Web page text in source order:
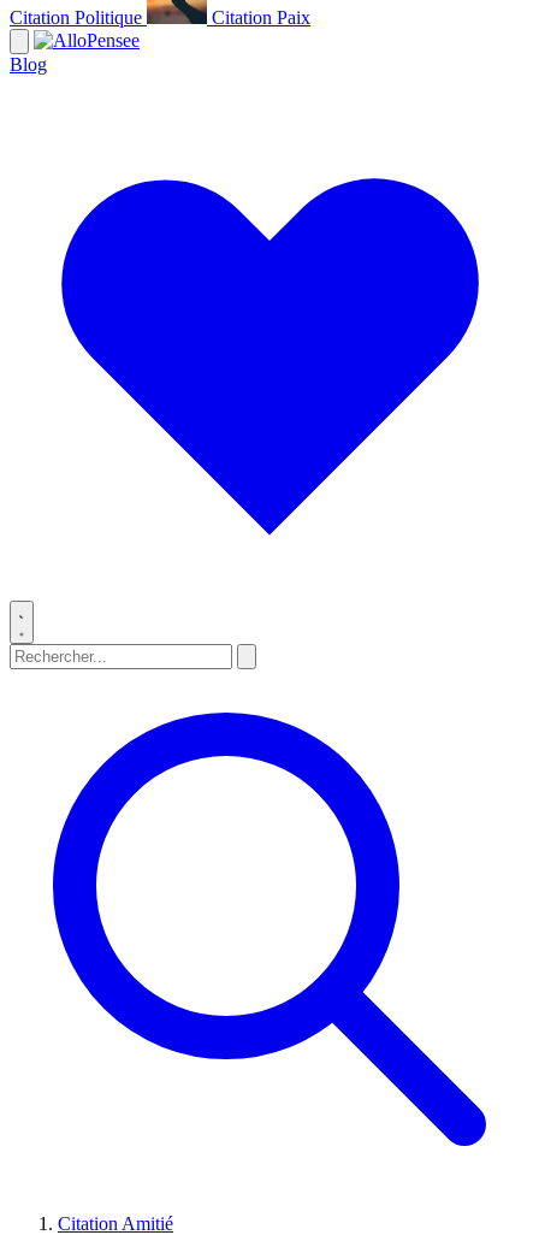
Citation Politique Citation Paix
Blog
Citation Amitié